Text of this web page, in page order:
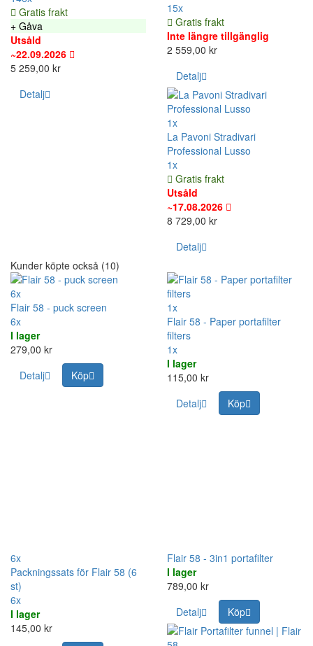
Gratis frakt
+ Gåva
Utsåld
~22.09.2026
5 259,00 kr
Detalj
15x
Gratis frakt
Inte längre tillgänglig
2 559,00 kr
Detalj
1x
La Pavoni Stradivari
Professional Lusso
1x
Gratis frakt
Utsåld
~17.08.2026
8 729,00 kr
Detalj
Kunder köpte också (10)
6x
Flair 58 - puck screen
6x
I lager
279,00 kr
Detalj
Köp
1x
Flair 58 - Paper portafilter
filters
1x
I lager
115,00 kr
Detalj
Köp
6x
Packningssats för Flair 58 (6
st)
6x
I lager
145,00 kr
Flair 58 - 3in1 portafilter
I lager
789,00 kr
Detalj
Köp